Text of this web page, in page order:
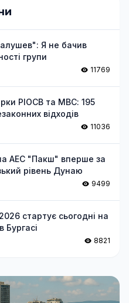
Я не бачив
групи
11769
РІОСВ та МВС: 195
відходів
11036
АЕС "Пакш" вперше за
рівень Дунаю
9499
стартує сьогодні на
Бургасі
8821